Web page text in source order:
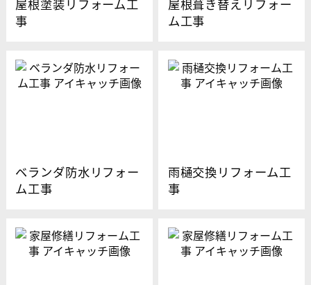
屋根塗装リフォーム工
事
屋根葺き替えリフォー
ム工事
ベランダ防水リフォー
ム工事
雨樋交換リフォーム工
事